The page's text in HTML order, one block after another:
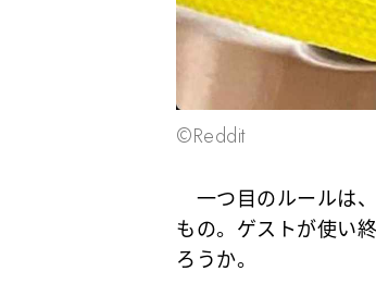
©Reddit
一つ目のルールは
もの。ゲストが使い
ろうか。